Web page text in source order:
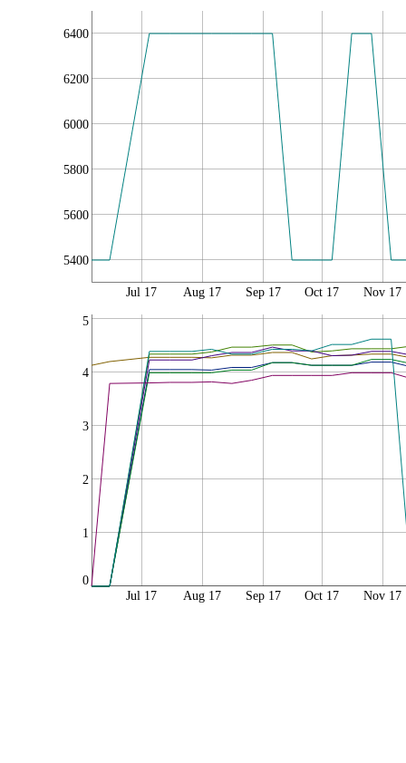
5400
5600
5800
6000
6200
6400
Jul 17 Aug 17 Sep 17 Oct 17 Nov 17
0
1
2
3
4
5
Jul 17 Aug 17 Sep 17 Oct 17 Nov 17